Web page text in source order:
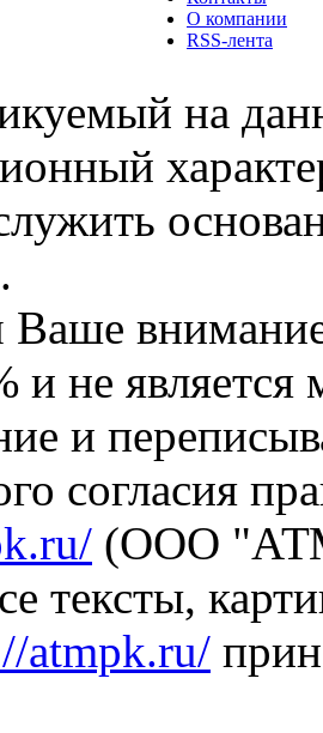
О компании
RSS-лента
на
и не
и
согласия
(ООО
тексты,
atmpk.ru/